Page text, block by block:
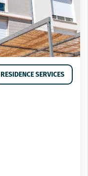
RESIDENCE SERVICES